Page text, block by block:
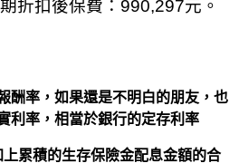
折扣後保費：990,297元。
酬率，如果還是不明白的朋友，也
利率，相當於銀行的定存利率
累積的生存保險金配息金額的合